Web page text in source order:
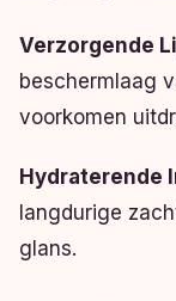
Verzorgende
beschermlaag
voorkomen
Hydraterende
langdurige
glans.